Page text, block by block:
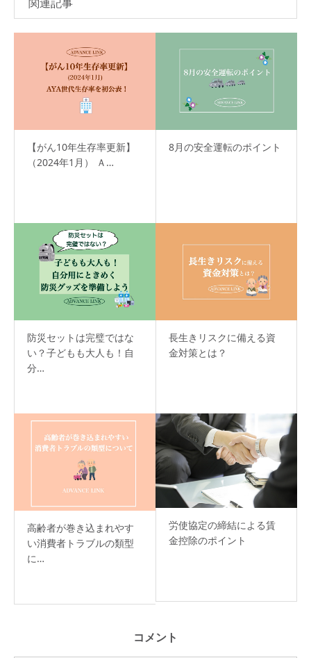
【がん10年生存率更新】
（2024年1月） Ａ…
8月の安全運転のポイント
防災セットは完璧ではな
い？子どもも大人も！自
分…
長生きリスクに備える資
金対策とは？
高齢者が巻き込まれやす
い消費者トラブルの類型
に…
労使協定の締結による賃
金控除のポイント
コメント